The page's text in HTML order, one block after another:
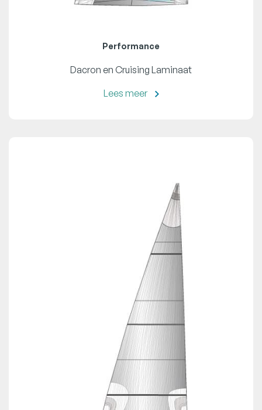
Performance
Dacron en Cruising Laminaat
Lees meer